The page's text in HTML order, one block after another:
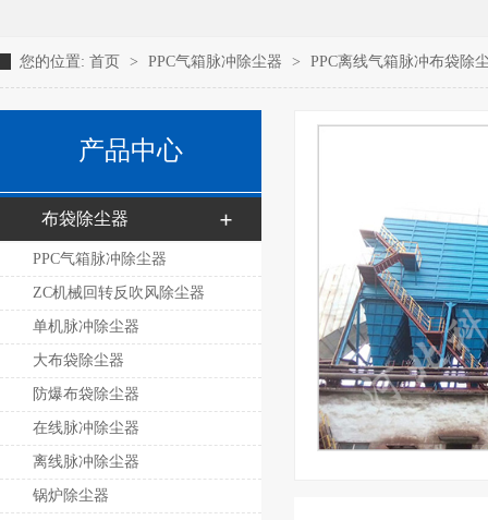
您的位置: 首页 > PPC气箱脉冲除尘器 > PPC离线气箱脉冲布袋除
产品中心
布袋除尘器
PPC气箱脉冲除尘器
ZC机械回转反吹风除尘器
单机脉冲除尘器
大布袋除尘器
防爆布袋除尘器
在线脉冲除尘器
离线脉冲除尘器
锅炉除尘器